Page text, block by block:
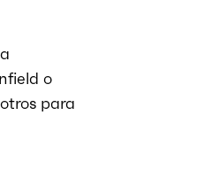
o
para